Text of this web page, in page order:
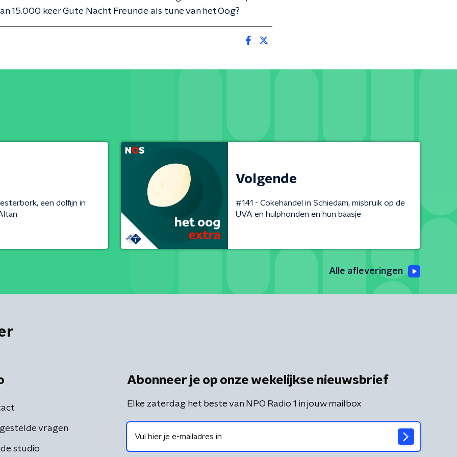
15.000 keer Gute Nacht Freunde als tune van het Oog?
een dolfijn in
Volgende
#141 - Cokehandel in Schiedam, misbruik op de
UVA en hulphonden en hun baasje
Alle afleveringen
vragen
studio
Abonneer je op onze wekelijkse nieuwsbrief
Elke zaterdag het beste van NPO Radio 1 in jouw mailbox